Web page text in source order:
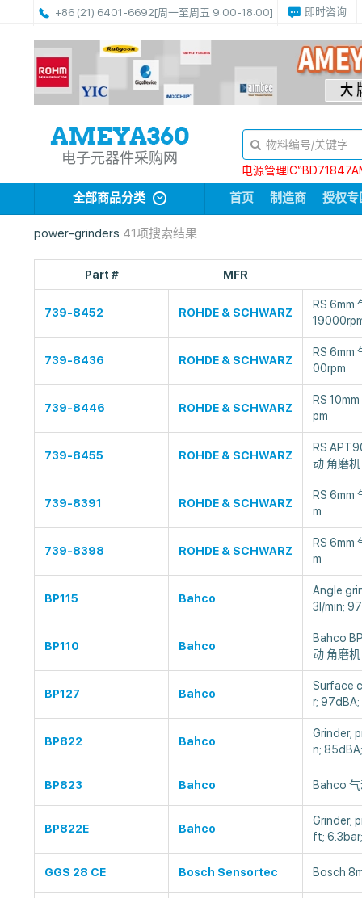
+86 (21) 6401-6692[周一至周五 9:00-18:00] 即时咨询
电子元器件采购网
电源管理
全部商品分类 首页 制造商 授权专
power-grinders 41项搜索结果
Part # MFR
739-8452 ROHDE & SCHWARZ
RS 6mm
739-8436 ROHDE & SCHWARZ
RS 6mm
00rpm
739-8446 ROHDE & SCHWARZ
RS
pm
739-8455 ROHDE & SCHWARZ
RS
动 角磨机
739-8391 ROHDE & SCHWARZ
RS 6mm
m
739-8398 ROHDE & SCHWARZ
RS 6mm
m
BP115 Bahco
Angle
3l/min;
BP110 Bahco
Bahco
动 角磨机
BP127 Bahco
Surface
r;
BP822 Bahco
Grinder;
n;
BP823 Bahco Bahco
BP822E Bahco
Grinder;
ft;
GGS 28 CE Bosch Sensortec Bosch